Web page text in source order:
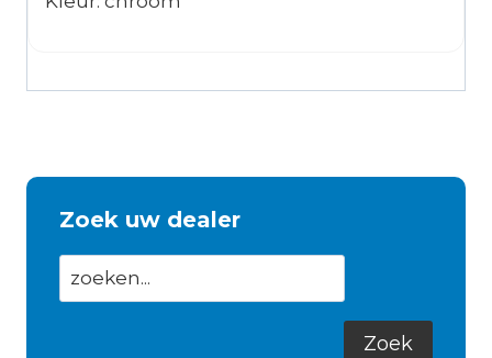
Zoek uw dealer